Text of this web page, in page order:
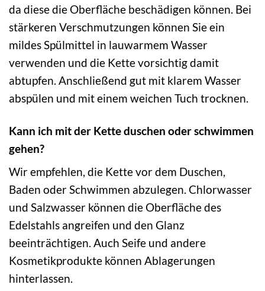
da diese die Oberfläche beschädigen können. Bei
stärkeren Verschmutzungen können Sie ein
mildes Spülmittel in lauwarmem Wasser
verwenden und die Kette vorsichtig damit
abtupfen. Anschließend gut mit klarem Wasser
abspülen und mit einem weichen Tuch trocknen.
Kann ich mit der Kette duschen oder schwimmen
gehen?
Wir empfehlen, die Kette vor dem Duschen,
Baden oder Schwimmen abzulegen. Chlorwasser
und Salzwasser können die Oberfläche des
Edelstahls angreifen und den Glanz
beeinträchtigen. Auch Seife und andere
Kosmetikprodukte können Ablagerungen
hinterlassen.